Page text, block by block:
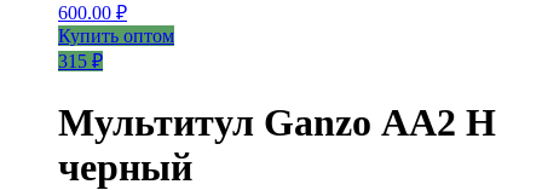
600.00 ₽
Купить оптом
315 ₽
Мультитул Ganzo АА2 Н
черный